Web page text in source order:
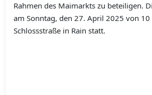
Rahmen des Maimarkts zu beteiligen.
am Sonntag, den 27. April 2025 von
Schlossstraße in Rain statt.